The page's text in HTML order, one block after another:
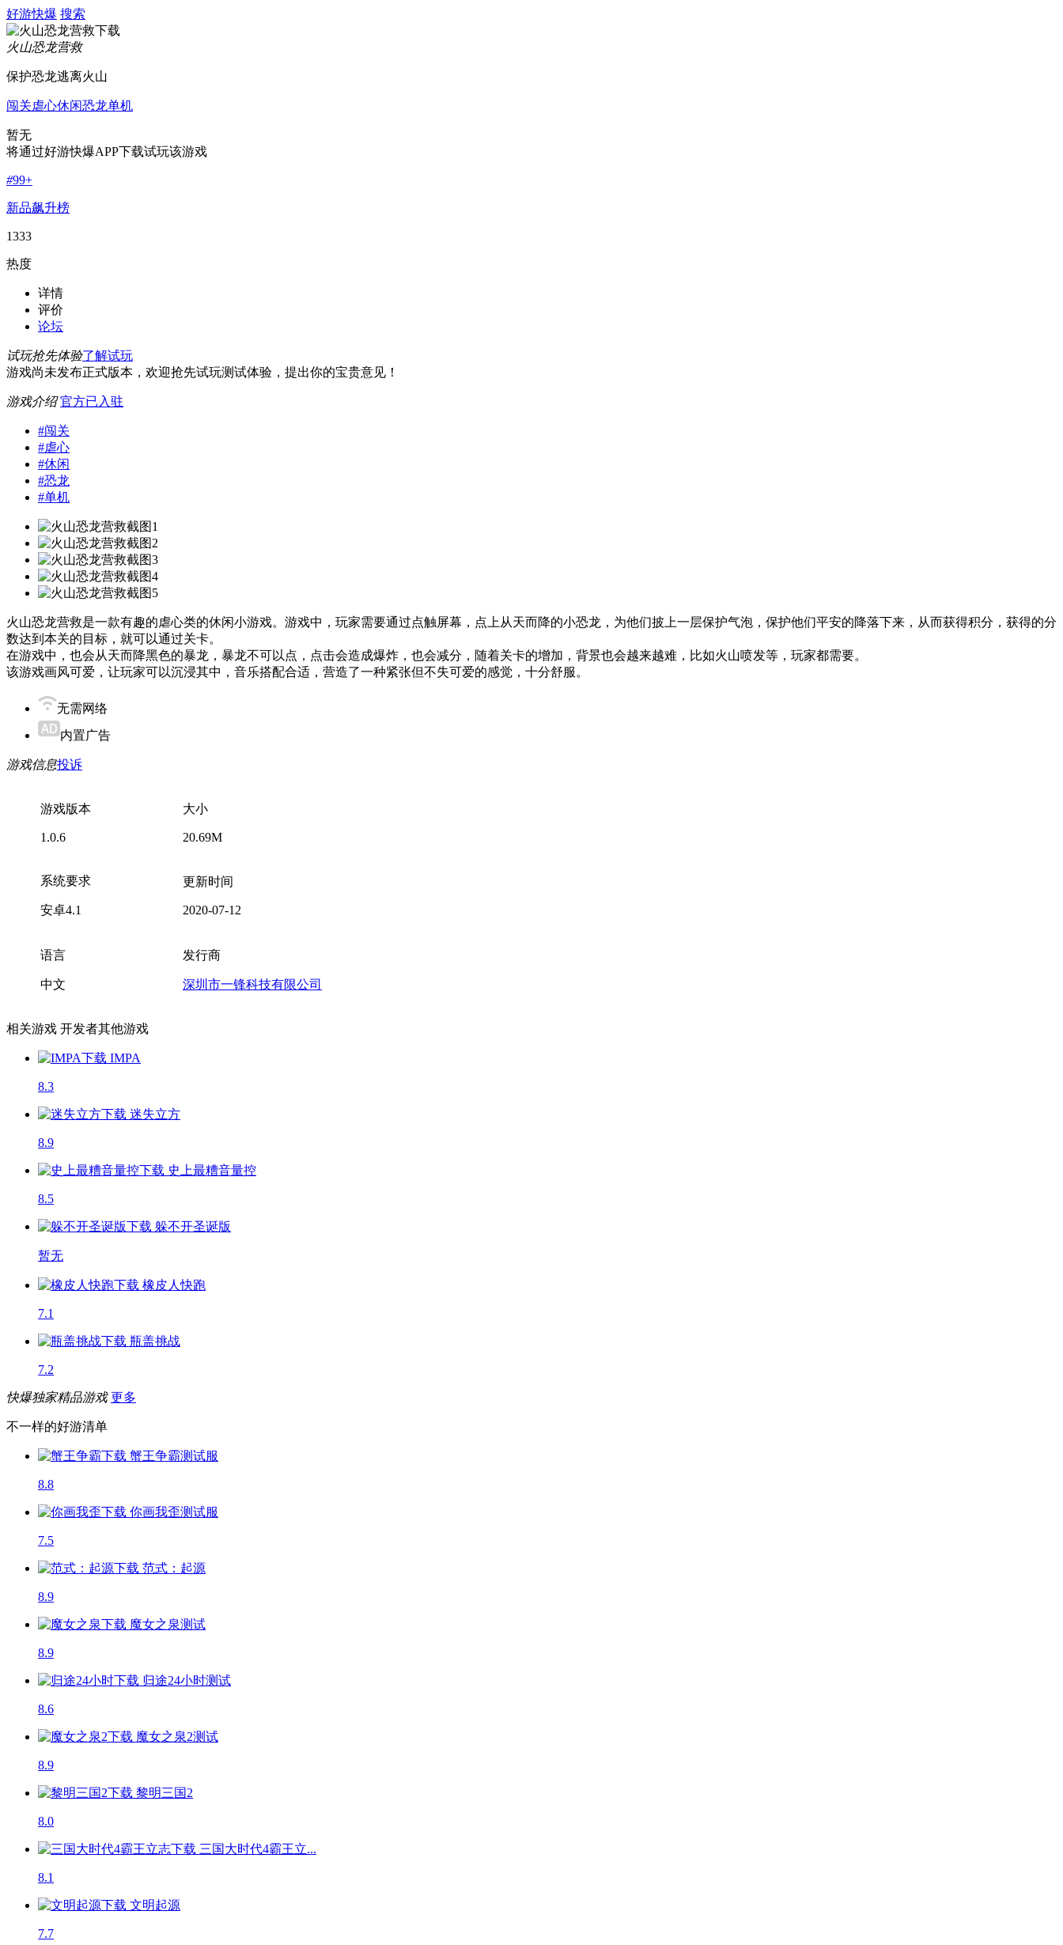
好游快爆 搜索
火山恐龙营救
保护恐龙逃离火山
闯关虐心休闲恐龙单机
暂无
将通过好游快爆APP下载试玩该游戏
#99+
新品飙升榜
1333
热度
详情
评价
论坛
试玩抢先体验了解试玩
游戏尚未发布正式版本，欢迎抢先试玩测试体验，提出你的宝贵意见！
游戏介绍 官方已入驻
#闯关
#虐心
#休闲
#恐龙
#单机
火山恐龙营救是一款有趣的虐心类的休闲小游戏。游戏中，玩家需要通过点触屏幕，点上从天而降的小恐龙，为他们披上一层保护气泡，保护他们平安的降落下来，从而获得积分，获得的分
数达到本关的目标，就可以通过关卡。
在游戏中，也会从天而降黑色的暴龙，暴龙不可以点，点击会造成爆炸，也会减分，随着关卡的增加，背景也会越来越难，比如火山喷发等，玩家都需要。
该游戏画风可爱，让玩家可以沉浸其中，音乐搭配合适，营造了一种紧张但不失可爱的感觉，十分舒服。
无需网络
内置广告
游戏信息投诉
游戏版本
1.0.6
大小
20.69M
系统要求
安卓4.1
更新时间
2020-07-12
语言
中文
发行商
深圳市一锋科技有限公司
相关游戏 开发者其他游戏
IMPA
8.3
迷失立方
8.9
史上最糟音量控
8.5
躲不开圣诞版
暂无
橡皮人快跑
7.1
瓶盖挑战
7.2
快爆独家精品游戏 更多
不一样的好游清单
蟹王争霸测试服
8.8
你画我歪测试服
7.5
范式：起源
8.9
魔女之泉测试
8.9
归途24小时测试
8.6
魔女之泉2测试
8.9
黎明三国2
8.0
三国大时代4霸王立...
8.1
文明起源
7.7